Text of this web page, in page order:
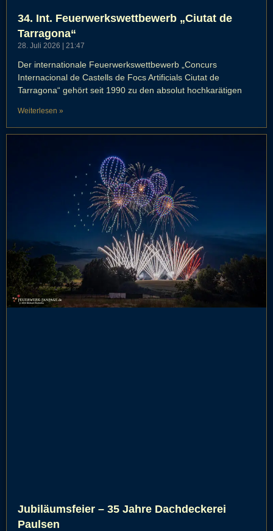
34. Int. Feuerwerkswettbewerb „Ciutat de
Tarragona“
28. Juli 2026 21:47
Der internationale Feuerwerkswettbewerb „Concurs
Internacional de Castells de Focs Artificials Ciutat de
Tarragona“ gehört seit 1990 zu den absolut hochkarätigen
Weiterlesen »
Jubiläumsfeier – 35 Jahre Dachdeckerei
Paulsen